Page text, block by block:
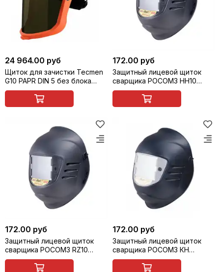
24 964.00 руб
Щиток для зачистки Tecmen
G10 PAPR DIN 5 без блока
подачи воздуха
172.00 руб
Защитный лицевой щиток
сварщика РОСОМЗ НН10
PREMIER FavoriT Rapid (маска
сварщика)
172.00 руб
Защитный лицевой щиток
сварщика РОСОМЗ RZ10
PREMIER FavoriT ZEN (маска
сварщика)
172.00 руб
Защитный лицевой щиток
сварщика РОСОМЗ КН
PREMIER FavoriT (маска
сварщика)